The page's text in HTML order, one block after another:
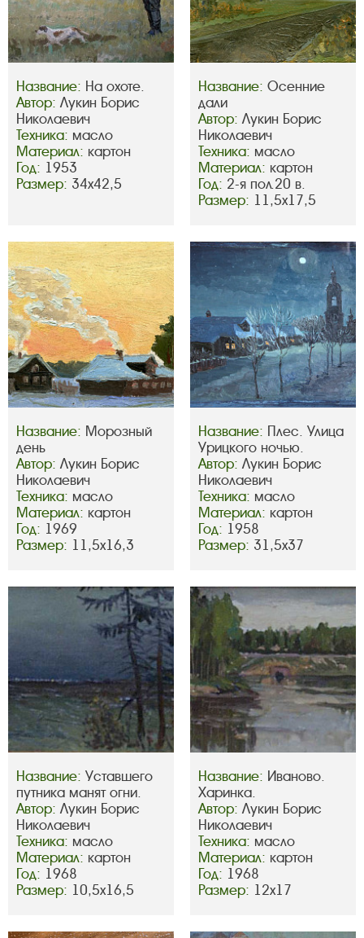
Название: На охоте.
Автор: Лукин Борис
Николаевич
Техника: масло
Материал: картон
Год: 1953
Размер: 34х42,5
Название: Осенние
дали
Автор: Лукин Борис
Николаевич
Техника: масло
Материал: картон
Год: 2-я пол.20 в.
Размер: 11,5х17,5
Название: Морозный
день
Автор: Лукин Борис
Николаевич
Техника: масло
Материал: картон
Год: 1969
Размер: 11,5х16,3
Название: Плес. Улица
Урицкого ночью.
Автор: Лукин Борис
Николаевич
Техника: масло
Материал: картон
Год: 1958
Размер: 31,5х37
Название: Уставшего
путника манят огни.
Автор: Лукин Борис
Николаевич
Техника: масло
Материал: картон
Год: 1968
Размер: 10,5х16,5
Название: Иваново.
Харинка.
Автор: Лукин Борис
Николаевич
Техника: масло
Материал: картон
Год: 1968
Размер: 12х17